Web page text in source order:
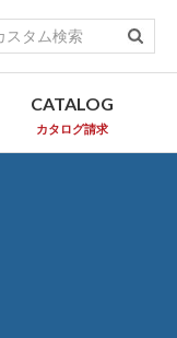
CATALOG
カタログ請求